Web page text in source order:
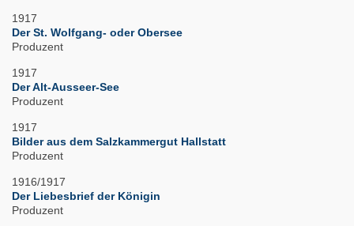
1917
Der St. Wolfgang- oder Obersee
Produzent
1917
Der Alt-Ausseer-See
Produzent
1917
Bilder aus dem Salzkammergut Hallstatt
Produzent
1916/1917
Der Liebesbrief der Königin
Produzent